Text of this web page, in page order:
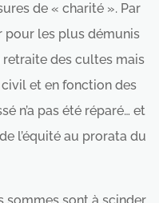
de « charité ». Par
pour les plus démunis
retraite des cultes mais
et en fonction des
n’a pas été réparé… et
l’équité au prorata du